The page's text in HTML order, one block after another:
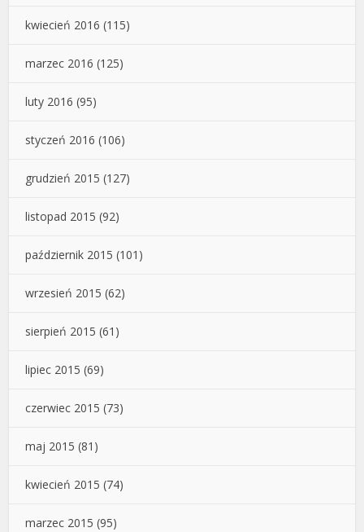
kwiecień 2016 (115)
marzec 2016 (125)
luty 2016 (95)
styczeń 2016 (106)
grudzień 2015 (127)
listopad 2015 (92)
październik 2015 (101)
wrzesień 2015 (62)
sierpień 2015 (61)
lipiec 2015 (69)
czerwiec 2015 (73)
maj 2015 (81)
kwiecień 2015 (74)
marzec 2015 (95)